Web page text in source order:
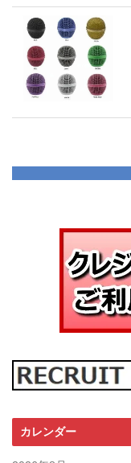
カレンダー